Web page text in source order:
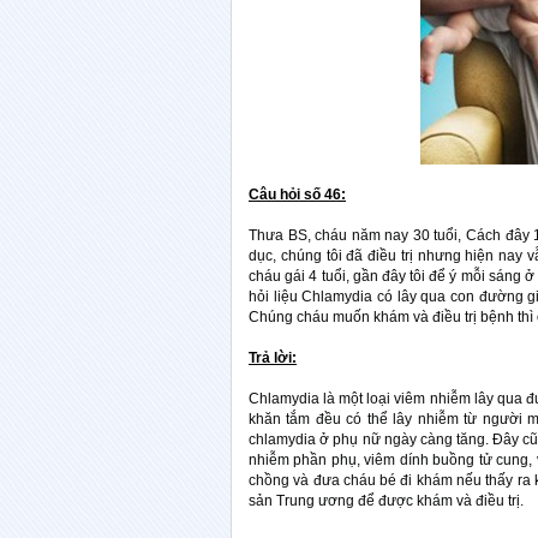
Câu hỏi số 46:
Thưa BS, cháu năm nay 30 tuổi, Cách
dục, chúng tôi đã điều trị nhưng hiện nay
cháu gái 4 tuổi, gần đây tôi để ý mỗi sáng
hỏi liệu Chlamydia có lây qua con đường
Chúng cháu muốn khám và điều trị bệnh
Trả lời:
Chlamydia là một loại viêm nhiễm lây qua
khăn tắm đều có thể lây nhiễm từ người
chlamydia ở phụ nữ ngày càng tăng. Đây
nhiễm phần phụ, viêm dính buồng tử
chồng và đưa cháu bé đi khám nếu thấy
sản Trung ương để được khám và điều trị.